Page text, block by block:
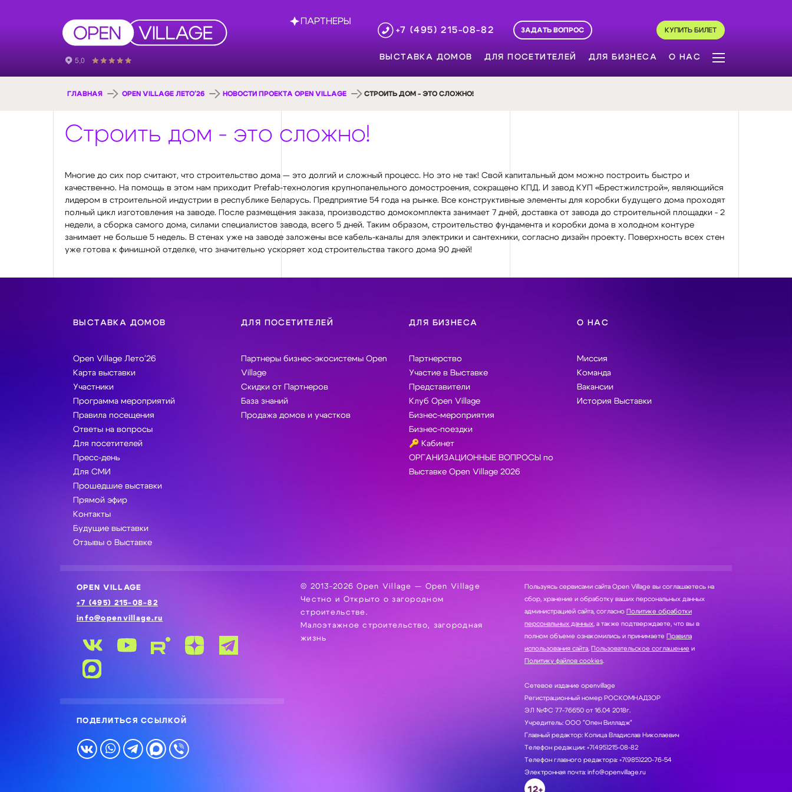
ПАРТНЕРЫ
+7 (495) 215-08-82
ЗАДАТЬ ВОПРОС КУПИТЬ БИЛЕТ
ВЫСТАВКА ДОМОВ ДЛЯ ПОСЕТИТЕЛЕЙ ДЛЯ БИЗНЕСА О НАС
ГЛАВНАЯ OPEN VILLAGE ЛЕТО'26 НОВОСТИ ПРОЕКТА OPEN VILLAGE СТРОИТЬ ДОМ - ЭТО СЛОЖНО!
Строить дом - это сложно!
Многие до сих пор считают, что строительство дома — это долгий и сложный процесс. Но это не так! Свой капитальный дом можно построить быстро и
качественно. На помощь в этом нам приходит Prefab-технология крупнопанельного домостроения, сокращено КПД. И завод КУП «Брестжилстрой», являющийся
лидером в строительной индустрии в республике Беларусь. Предприятие 54 года на рынке. Все конструктивные элементы для коробки будущего дома проходят
полный цикл изготовления на заводе. После размещения заказа, производство домокомплекта занимает 7 дней, доставка от завода до строительной площадки - 2
недели, а сборка самого дома, силами специалистов завода, всего 5 дней. Таким образом, строительство фундамента и коробки дома в холодном контуре
занимает не больше 5 недель. В стенах уже на заводе заложены все кабель-каналы для электрики и сантехники, согласно дизайн проекту. Поверхность всех стен
уже готова к финишной отделке, что значительно ускоряет ход строительства такого дома 90 дней!
ВЫСТАВКА ДОМОВ
Open Village Лето'26
Карта выставки
Участники
Программа мероприятий
Правила посещения
Ответы на вопросы
Для посетителей
Пресс-день
Для СМИ
Прошедшие выставки
Прямой эфир
Контакты
Будущие выставки
Отзывы о Выставке
ДЛЯ ПОСЕТИТЕЛЕЙ
Партнеры бизнес-экосистемы Open
Village
Скидки от Партнеров
База знаний
Продажа домов и участков
ДЛЯ БИЗНЕСА
Партнерство
Участие в Выставке
Представители
Клуб Open Village
Бизнес-мероприятия
Бизнес-поездки
🔑 Кабинет
ОРГАНИЗАЦИОННЫЕ ВОПРОСЫ по
Выставке Open Village 2026
О НАС
Миссия
Команда
Вакансии
История Выставки
OPEN VILLAGE
+7 (495) 215-08-82
info@openvillage.ru
ПОДЕЛИТЬСЯ ССЫЛКОЙ
© 2013-2026 Open Village — Open Village
Честно и Открыто о загородном
строительстве.
Малоэтажное строительство, загородная
жизнь
Пользуясь сервисами сайта Open Village вы соглашаетесь на
сбор, хранение и обработку ваших персональных данных
администрацией сайта, согласно Политике обработки
персональных данных , а также подтверждаете, что вы в
полном объеме ознакомились и принимаете Правила
использования сайта Пользовательское соглашение и
Политику файлов cookies.
Сетевое издание openvillage
Регистрационный номер РОСКОМНАДЗОР
ЭЛ №ФС 77-76650 от 16.04 2018г.
Учредитель: ООО "Опен Вилладж"
Главный редактор: Копица Владислав Николаевич
Телефон редакции: +7(495)215-08-82
Телефон главного редактора: +7(985)220-76-54
Электронная почта: info@openvillage.ru
12+